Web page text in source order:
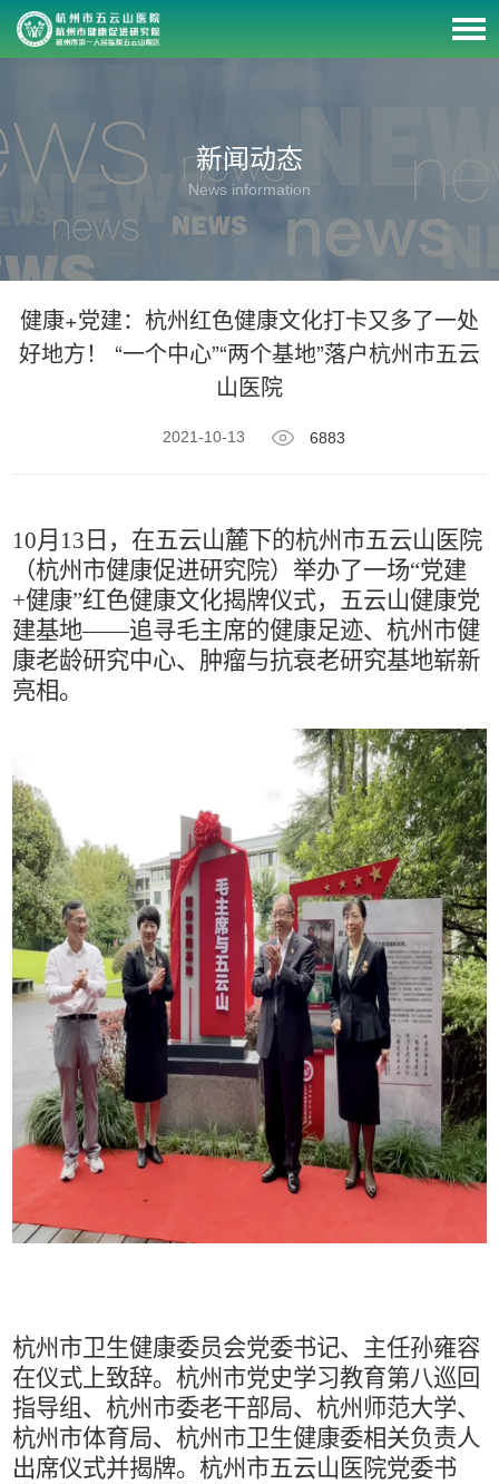
新闻动态
News information
健康+党建：杭州红色健康文化打卡又多了一处
好地方！ “一个中心”“两个基地”落户杭州市五云
山医院
2021-10-13 6883
10月13日，在五云山麓下的杭州市五云山医院
（杭州市健康促进研究院）举办了一场“党建
+健康”红色健康文化揭牌仪式，五云山健康党
建基地——追寻毛主席的健康足迹、杭州市健
康老龄研究中心、肿瘤与抗衰老研究基地崭新
亮相。
杭州市卫生健康委员会党委书记、主任孙雍容
在仪式上致辞。杭州市党史学习教育第八巡回
指导组、杭州市委老干部局、杭州师范大学、
杭州市体育局、杭州市卫生健康委相关负责人
出席仪式并揭牌。杭州市五云山医院党委书